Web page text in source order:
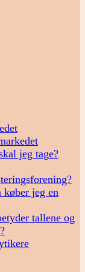
jeg tage?
jeg en
tallene og